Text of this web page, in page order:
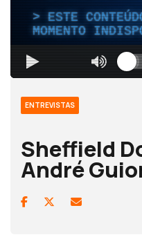
ESTE
MOMENTO
ENTREVISTAS
Sheffield
André